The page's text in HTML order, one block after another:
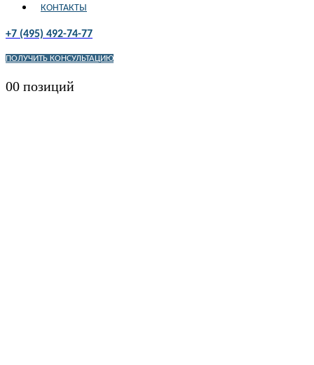
КОНТАКТЫ
+7 (495) 492-74-77
ПОЛУЧИТЬ КОНСУЛЬТАЦИЮ
00 позиций